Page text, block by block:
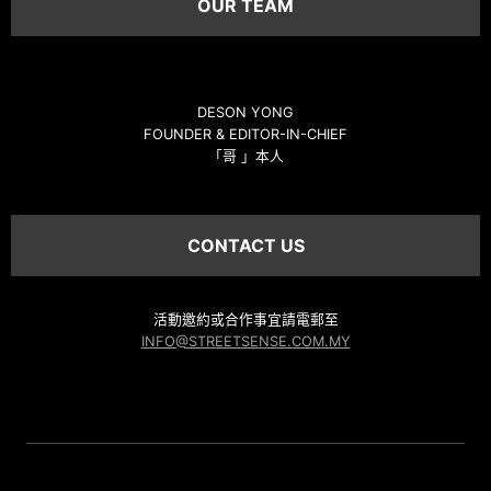
OUR TEAM
DESON YONG
FOUNDER & EDITOR-IN-CHIEF
「哥 」本人
CONTACT US
活動邀約或合作事宜請電郵至
INFO@STREETSENSE.COM.MY